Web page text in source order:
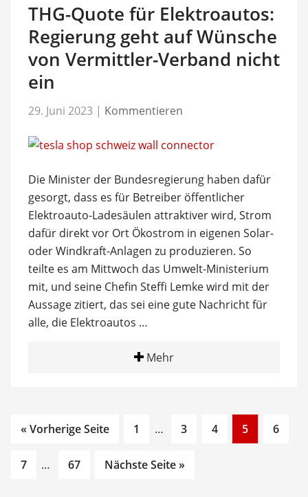
THG-Quote für Elektroautos:
Regierung geht auf Wünsche
von Vermittler-Verband nicht
ein
29. Juni 2023 | Kommentieren
Die Minister der Bundesregierung haben dafür
gesorgt, dass es für Betreiber öffentlicher
Elektroauto-Ladesäulen attraktiver wird, Strom
dafür direkt vor Ort Ökostrom in eigenen Solar-
oder Windkraft-Anlagen zu produzieren. So
teilte es am Mittwoch das Umwelt-Ministerium
mit, und seine Chefin Steffi Lemke wird mit der
Aussage zitiert, das sei eine gute Nachricht für
alle, die Elektroautos …
Mehr
« Vorherige Seite
Go
page
1
Interim
omitted
…
Go
page
3
Go
4
Go
to
5
Go
6
Go
7
Interim
…
Go
67 Nächste Seite »